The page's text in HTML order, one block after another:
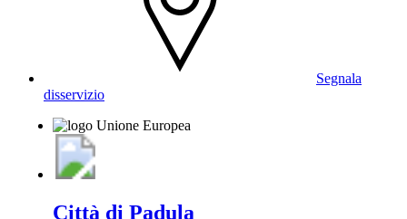
Segnala
disservizio
Città di Padula